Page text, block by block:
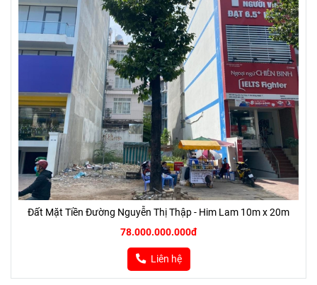
Đất Mặt Tiền Đường Nguyễn Thị Thập - Him Lam 10m x 20m
78.000.000.000đ
Liên hệ